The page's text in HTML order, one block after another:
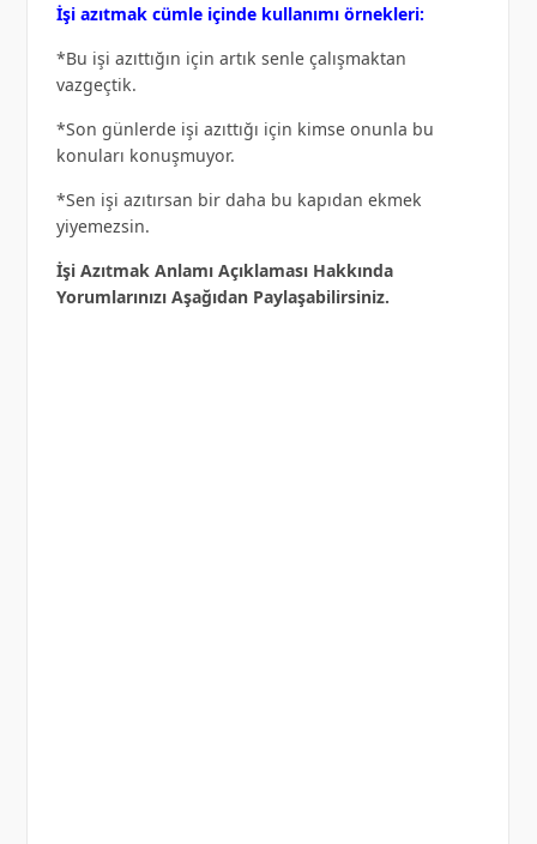
İşi azıtmak cümle içinde kullanımı örnekleri:
*Bu işi azıttığın için artık senle çalışmaktan
vazgeçtik.
*Son günlerde işi azıttığı için kimse onunla bu
konuları konuşmuyor.
*Sen işi azıtırsan bir daha bu kapıdan ekmek
yiyemezsin.
İşi Azıtmak Anlamı Açıklaması Hakkında
Yorumlarınızı Aşağıdan Paylaşabilirsiniz.